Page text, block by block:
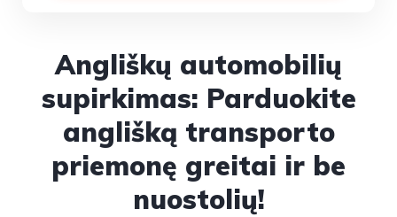
Angliškų automobilių
supirkimas: Parduokite
anglišką transporto
priemonę greitai ir be
nuostolių!